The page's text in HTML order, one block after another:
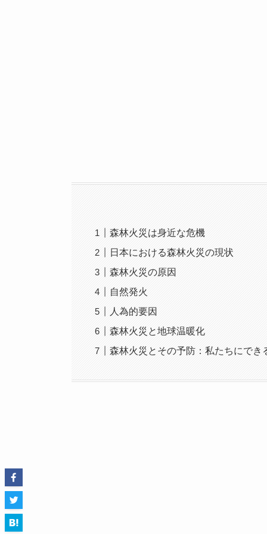
森林火災は身近な危機
日本における森林火災の現状
森林火災の原因
自然発火
人為的要因
森林火災と地球温暖化
森林火災とその予防：私たちにでき